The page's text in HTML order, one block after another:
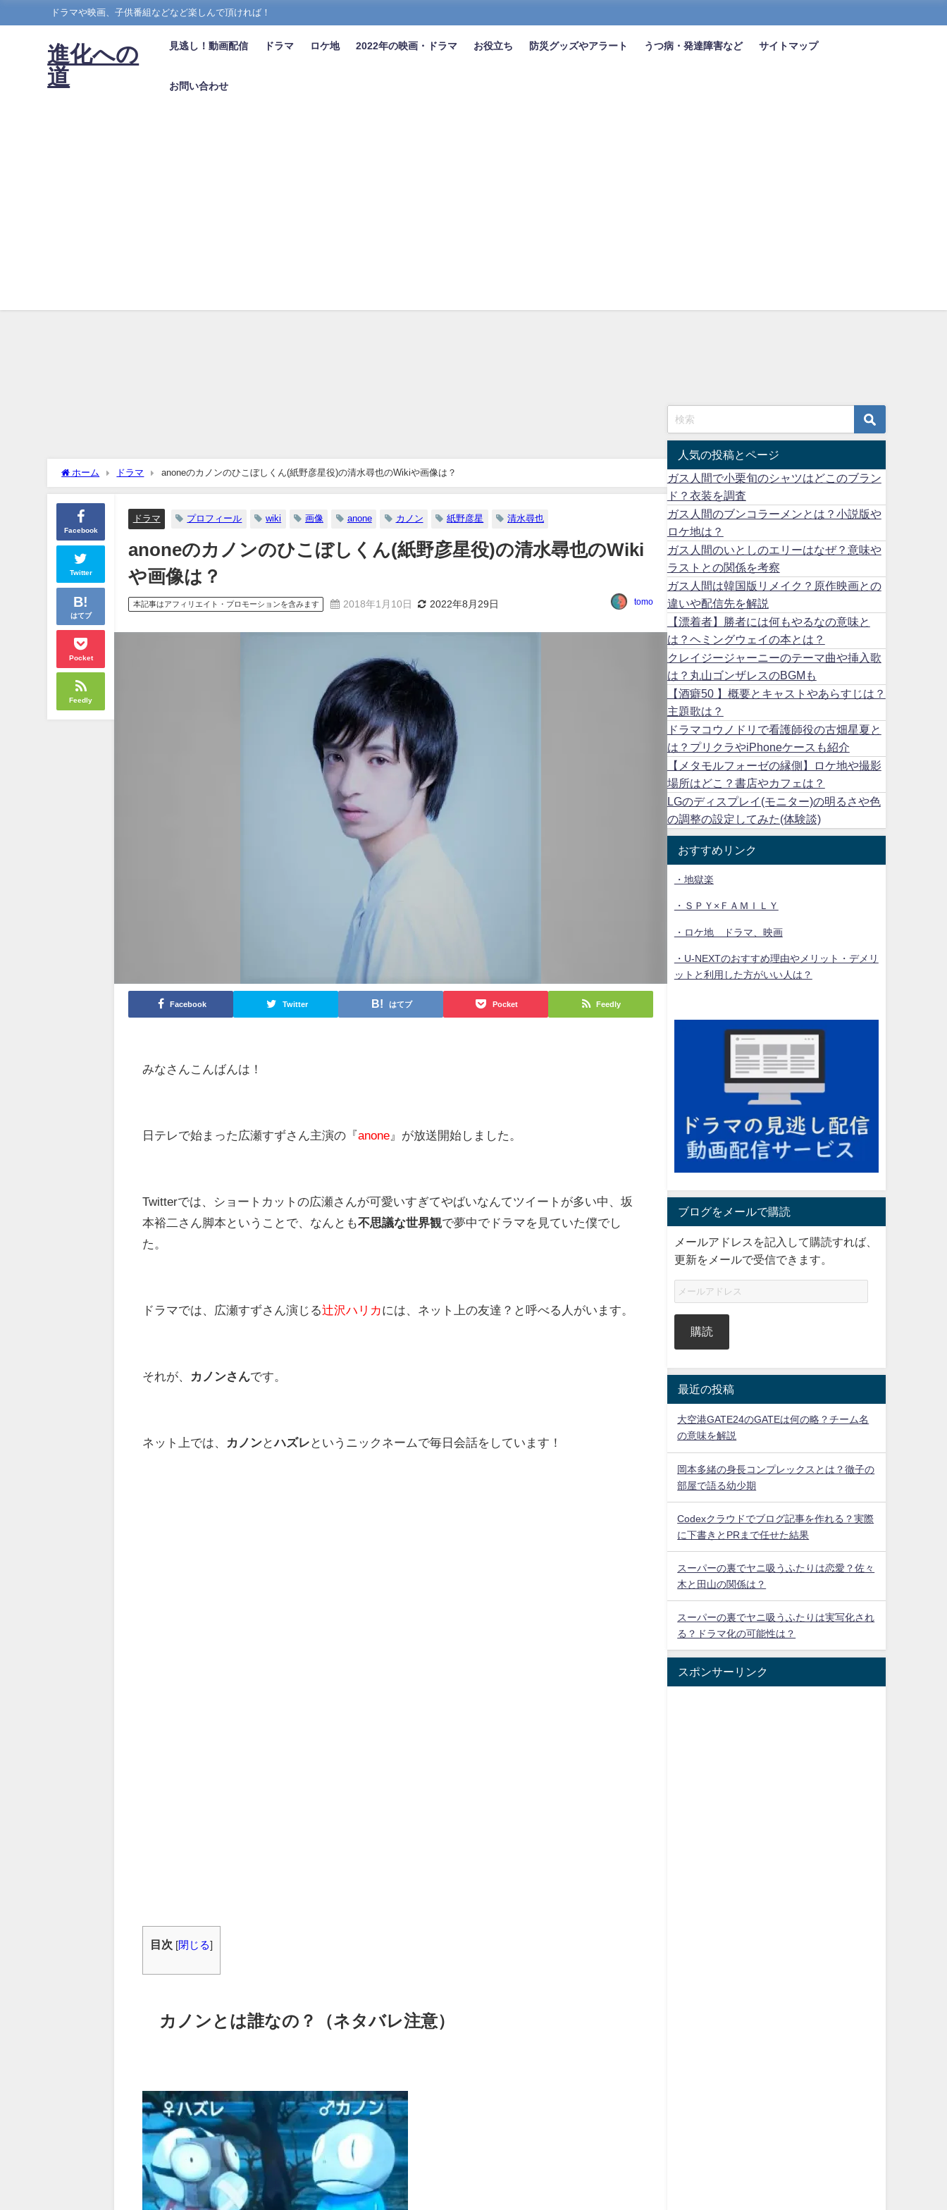
ドラマや映画、子供番組などなど楽しんで頂ければ！
進化への
道
見逃し！動画配信 ドラマ ロケ地 2022年の映画・ドラマ お役立ち 防災グッズやアラート うつ病・発達障害など サイトマップ
お問い合わせ
ホーム ドラマ anoneのカノンのひこぼしくん(紙野彦星役)の清水尋也のWikiや画像は？
Facebook
Twitter
はてブ
Pocket
Feedly
ドラマ プロフィール wiki 画像 anone カノン 紙野彦星 清水尋也
anoneのカノンのひこぼしくん(紙野彦星役)の清水尋也のWiki
や画像は？
本記事はアフィリエイト・プロモーションを含みます 2018年1月10日 2022年8月29日 tomo
Facebook Twitter はてブ Pocket Feedly
みなさんこんばんは！
日テレで始まった広瀬すずさん主演の『anone 』が放送開始しました。
Twitterでは、ショートカットの広瀬さんが可愛いすぎてやばいなんてツイートが多い中、坂
本裕二さん脚本ということで、なんとも不思議な世界観で夢中でドラマを見ていた僕でし
た。
ドラマでは、広瀬すずさん演じる辻沢ハリカには、ネット上の友達？と呼べる人がいます。
それが、 カノンさんです。
ネット上では、 カノンとハズレ というニックネームで毎日会話をしています！
目次 閉じる
カノンとは誰なの？（ネタバレ注意）
人気の投稿とページ
ガス人間で小栗旬のシャツはどこのブラン
ド？衣装を調査
ガス人間のブンコラーメンとは？小説版や
ロケ地は？
ガス人間のいとしのエリーはなぜ？意味や
ラストとの関係を考察
ガス人間は韓国版リメイク？原作映画との
違いや配信先を解説
【漂着者】勝者には何もやるなの意味と
は？ヘミングウェイの本とは？
クレイジージャーニーのテーマ曲や挿入歌
は？丸山ゴンザレスのBGMも
【酒癖50 】概要とキャストやあらすじは？
主題歌は？
ドラマコウノドリで看護師役の古畑星夏と
は？プリクラやiPhoneケースも紹介
【メタモルフォーゼの縁側】ロケ地や撮影
場所はどこ？書店やカフェは？
LGのディスプレイ(モニター)の明るさや色
の調整の設定してみた(体験談)
おすすめリンク
・地獄楽
・ＳＰＹ×ＦＡＭＩＬＹ
・ロケ地 ドラマ、映画
・U-NEXTのおすすめ理由やメリット・デメリ
ットと利用した方がいい人は？
ブログをメールで購読
メールアドレスを記入して購読すれば、
更新をメールで受信できます。
購読
最近の投稿
大空港GATE24のGATEは何の略？チーム名
の意味を解説
岡本多緒の身長コンプレックスとは？徹子の
部屋で語る幼少期
Codexクラウドでブログ記事を作れる？実際
に下書きとPRまで任せた結果
スーパーの裏でヤニ吸うふたりは恋愛？佐々
木と田山の関係は？
スーパーの裏でヤニ吸うふたりは実写化され
る？ドラマ化の可能性は？
スポンサーリンク